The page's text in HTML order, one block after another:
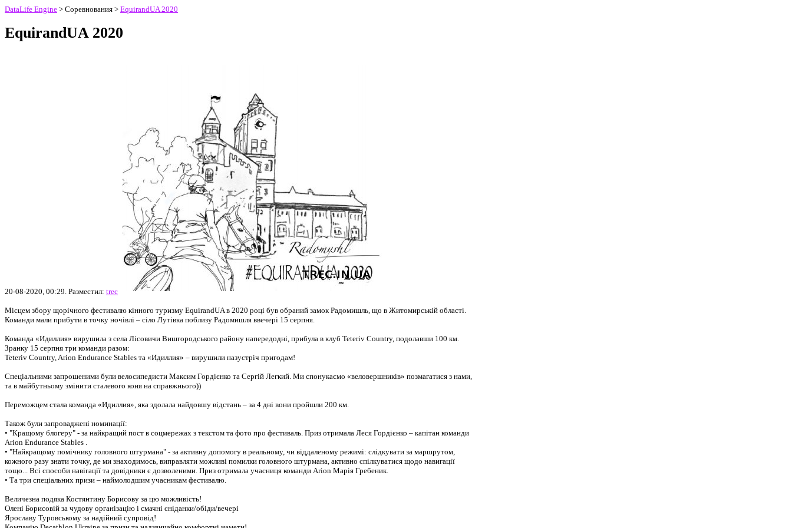
DataLife Engine > Соревнования > EquirandUA 2020
EquirandUA 2020
20-08-2020, 00:29. Разместил: trec
Місцем збору щорічного фестивалю кінного туризму EquirandUA в 2020 році був обраний замок Радомишль, що в Житомирській області.
Команди мали прибути в точку ночівлі – сіло Лутівка поблизу Радомишля ввечері 15 серпня.
Команда «Идиллия» вирушила з села Лісовичи Вишгородського району напередодні, прибула в клуб Teteriv Country, подолавши 100 км.
Зранку 15 серпня три команди разом:
Teteriv Country, Arion Endurance Stables та «Идиллия» – вирушили назустріч пригодам!
Спеціальними запрошеними були велосипедисти Максим Гордієнко та Сергій Легкий. Ми спонукаємо «веловершників» позмагатися з нами,
та в майбутньому змінити сталевого коня на справжнього))
Переможцем стала команда «Идиллия», яка здолала найдовшу відстань – за 4 дні вони пройшли 200 км.
Також були запроваджені номинації:
• "Кращому блогеру" - за найкращий пост в соцмережах з текстом та фото про фестиваль. Приз отримала Леся Гордієнко – капітан команди
Arion Endurance Stables .
• "Найкращому помічнику головного штурмана" - за активну допомогу в реальному, чи віддаленому режимі: слідкувати за маршрутом,
кожного разу знати точку, де ми знаходимось, виправляти можливі помилки головного штурмана, активно спілкуватися щодо навигації
тощо... Всі способи навігації та довідники є дозволеними. Приз отримала учасниця команди Arion Марія Гребеник.
• Та три спеціальних призи – наймолодшим учасникам фестивалю.
Величезна подяка Костянтину Борисову за цю можливість!
Олені Борисовій за чудову організацію і смачні сніданки/обіди/вечері
Ярославу Туровському за надійний супровід!